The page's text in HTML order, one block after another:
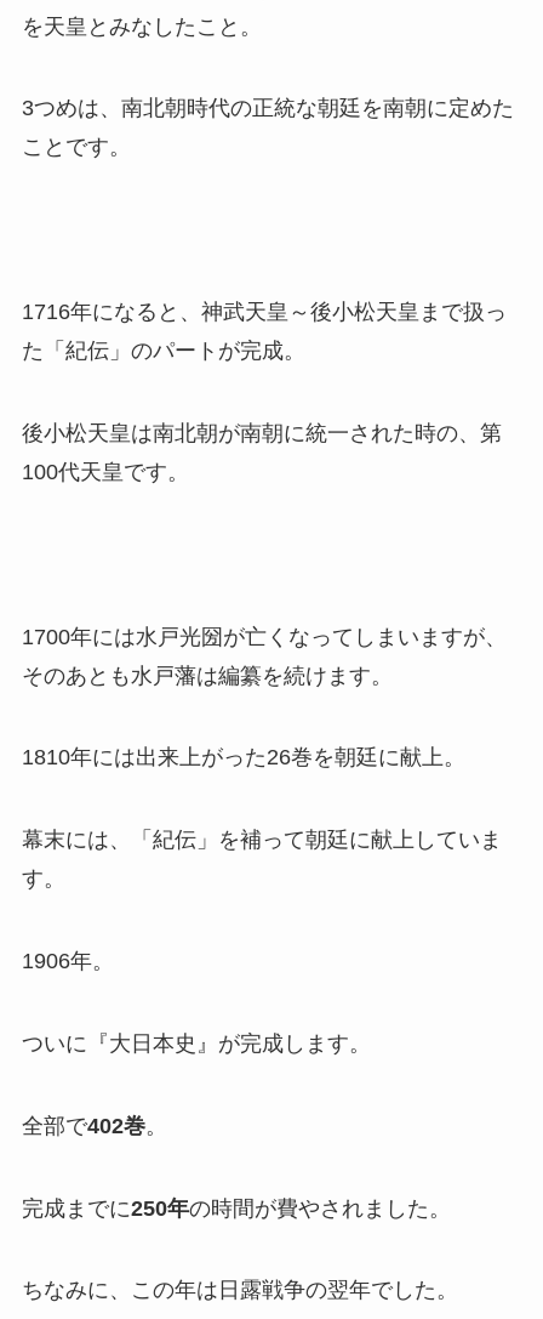
を天皇とみなしたこと。
3つめは、南北朝時代の正統な朝廷を南朝に定めた
ことです。
1716年になると、神武天皇～後小松天皇まで扱っ
た「紀伝」のパートが完成。
後小松天皇は南北朝が南朝に統一された時の、第
100代天皇です。
1700年には水戸光圀が亡くなってしまいますが、
そのあとも水戸藩は編纂を続けます。
1810年には出来上がった26巻を朝廷に献上。
幕末には、「紀伝」を補って朝廷に献上していま
す。
1906年。
ついに『大日本史』が完成します。
全部で402巻。
完成までに250年の時間が費やされました。
ちなみに、この年は日露戦争の翌年でした。